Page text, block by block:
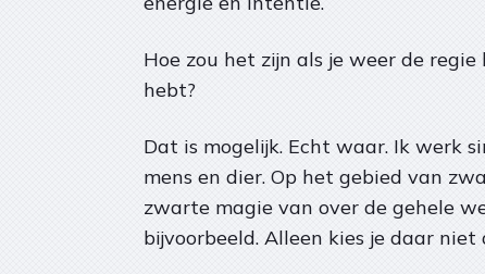
Hoe zou het zijn als je weer de
hebt?
Dat is mogelijk. Echt waar. Ik werk
mens en dier. Op het gebied van
zwarte magie van over de gehele
bijvoorbeeld. Alleen kies je daar niet